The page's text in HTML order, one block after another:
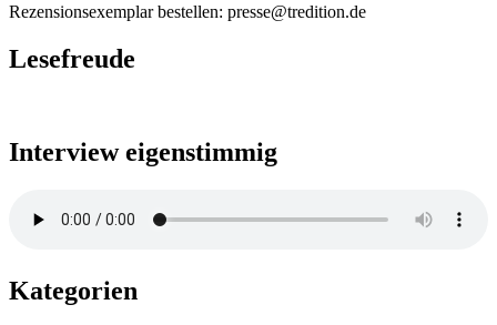
Rezensionsexemplar bestellen: presse@tredition.de
Lesefreude
Interview eigenstimmig
Kategorien